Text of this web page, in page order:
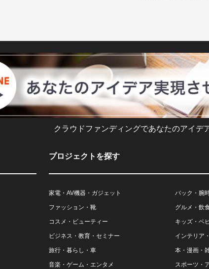
クラウドファンディングであなたのアイデ
プロジェクトを探す
家電・AV機器・ガジェット バック・腕
ファッション・靴 グルメ・飲
コスメ・ビューティー キッズ・ベ
ビジネス・教育・セミナー インテリア
旅行・暮らし・車 本・漫画・
音楽・ゲーム・エンタメ スポーツ・